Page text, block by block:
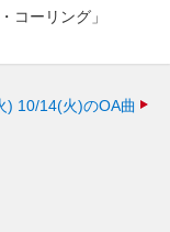
コーリング」
) 10/14(火)のOA曲